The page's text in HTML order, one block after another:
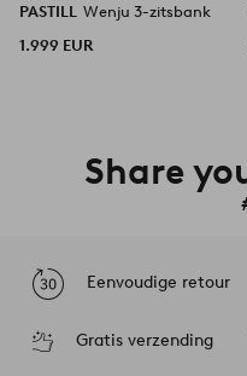
PASTILL Wenju 3-zitsbank
1.999 EUR
Share
Eenvoudige retour
Gratis verzending